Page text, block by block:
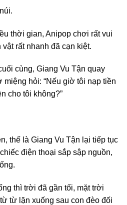
thời gian, Anipop chơi rất vui
rất nhanh đã cạn kiệt.
cùng, Giang Vu Tận quay
hỏi: “Nếu giờ tôi nạp tiền
cho tôi không?”
thế là Giang Vu Tận lại tiếp tục
điện thoại sắp sập nguồn,
thì trời đã gần tối, mặt trời
từ lặn xuống sau con đèo đối